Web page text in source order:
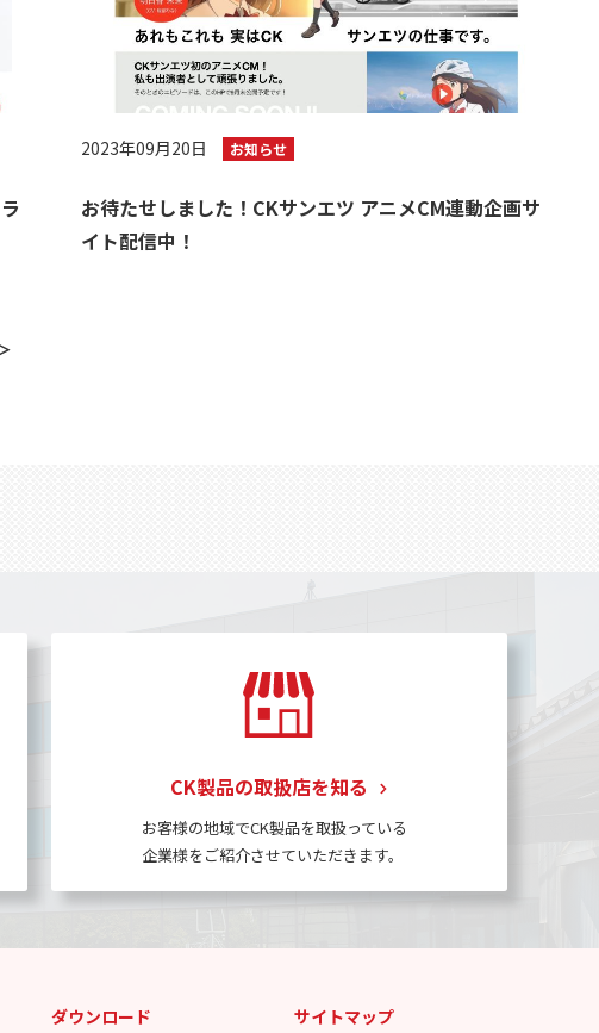
2023年09月20日 お知らせ
お待たせしました！CKサンエツ アニメCM連動企画サ
イト配信中！
CK製品の取扱店を知る
お客様の地域でCK製品を取扱っている
企業様をご紹介させていただきます。
ダウンロード サイトマップ